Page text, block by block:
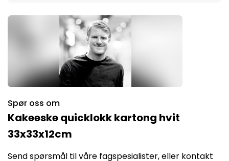
Spør oss om
Kakeeske quicklokk kartong hvit
33x33x12cm
Send spørsmål til våre fagspesialister, eller kontakt